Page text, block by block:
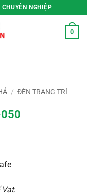
NGHIỆP
0
/ ĐÈN TRANG TRÍ
Vat.